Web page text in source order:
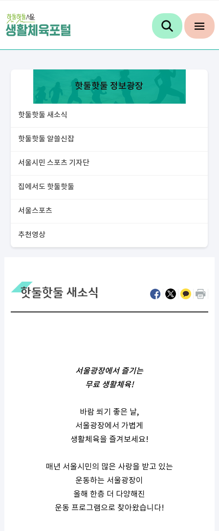
핫둘핫둘 정보광장
핫둘핫둘 새소식
핫둘핫둘 알쓸신잡
서울시민 스포츠 기자단
집에서도 핫둘핫둘
서울스포츠
추천영상
핫둘핫둘 새소식
서울광장에서 즐기는
무료 생활체육!
바람 쐬기 좋은 날,
서울광장에서 가볍게
생활체육을 즐겨보세요!
매년 서울시민의 많은 사랑을 받고 있는
운동하는 서울광장이
올해 한층 더 다양해진
운동 프로그램으로 찾아왔습니다!